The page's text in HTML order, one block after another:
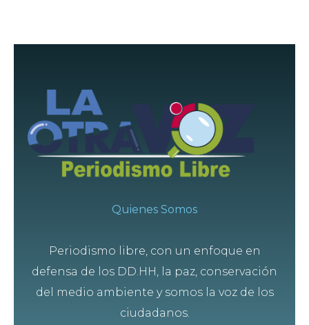
Quienes Somos
Periodismo libre, con un enfoque en
defensa de los DD.HH, la paz, conservación
del medio ambiente y somos la voz de los
ciudadanos.